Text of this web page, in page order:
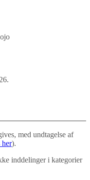
med undtagelse af
her).
inddelinger i kategorier